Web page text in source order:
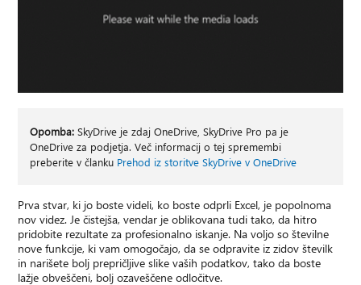
Opomba: SkyDrive je zdaj OneDrive, SkyDrive Pro pa je
OneDrive za podjetja. Več informacij o tej spremembi
preberite v članku Prehod iz storitve SkyDrive v OneDrive
Prva stvar, ki jo boste videli, ko boste odprli Excel, je popolnoma
nov videz. Je čistejša, vendar je oblikovana tudi tako, da hitro
pridobite rezultate za profesionalno iskanje. Na voljo so številne
nove funkcije, ki vam omogočajo, da se odpravite iz zidov številk
in narišete bolj prepričljive slike vaših podatkov, tako da boste
lažje obveščeni, bolj ozaveščene odločitve.